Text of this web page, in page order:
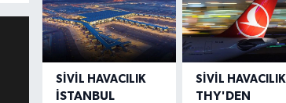
SIVIL HAVACILIK
İSTANBUL
SIVIL HAVACILIK
THY'DEN